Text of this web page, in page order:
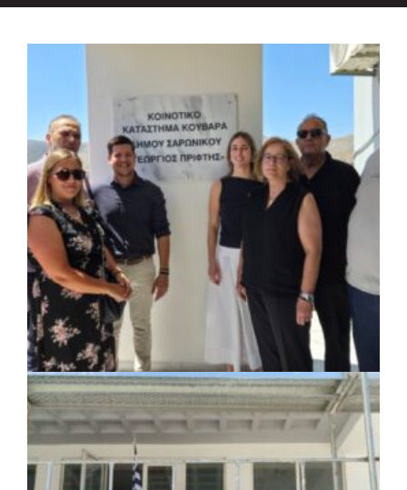
ΚΟΙΝΩΝΙΑ | 07/08/2026 · 18:01
Το Δημοτικό Κατάστημα Κουβαρά φέρει
πλέον το όνομα «Γεώργιος Πρίφτης»